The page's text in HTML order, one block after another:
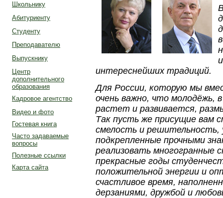
Школьнику
Абитуриенту
Студенту
Преподавателю
Выпускнику
Центр
дополнительного
образования
Кадровое агентство
Видео и фото
Гостевая книга
Часто задаваемые
вопросы
Полезные ссылки
Карта сайта
интереснейших традиций.
Для России, которую мы
очень важно, что молодёжь,
растет и развивается,
Так пуcть же присущие вам
смелость и
подкрепленные прочными
реализовать многогранные
прекрасные годы
положительной энергии и
счастливое время,
дерзаниями, дружбой и